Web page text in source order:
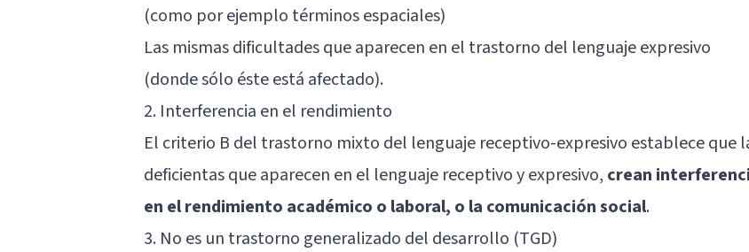
(como por ejemplo términos espaciales)
Las mismas dificultades que aparecen en el trastorno del lenguaje expresivo
(donde sólo éste está afectado).
2. Interferencia en el rendimiento
El criterio B del trastorno mixto del lenguaje receptivo-expresivo establece que
deficientas que aparecen en el lenguaje receptivo y expresivo, crean
en el rendimiento académico o laboral, o la comunicación social.
3. No es un trastorno generalizado del desarrollo (TGD)